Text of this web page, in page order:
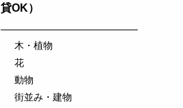
貸OK）
木・植物
花
動物
街並み・建物